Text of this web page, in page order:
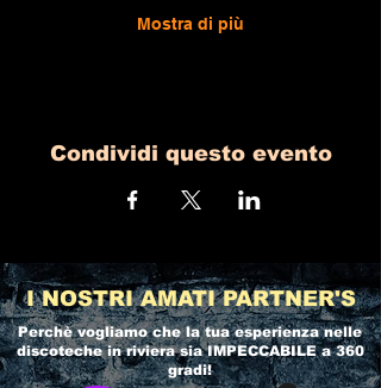
Mostra di più
Condividi questo evento
I NOSTRI AMATI PARTNER'S
Perchè vogliamo che la tua esperienza nelle
discoteche in rivierasia IMPECCABILE a 360
gradi!